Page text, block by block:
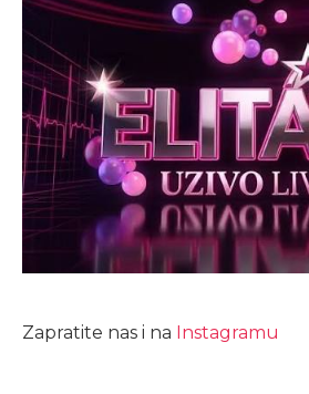
Zapratite nas i na Instagramu